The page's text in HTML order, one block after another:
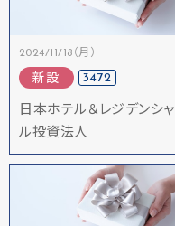
2024/11/18（月）
新設 3472
日本ホテル＆レジデンシャ
ル投資法人